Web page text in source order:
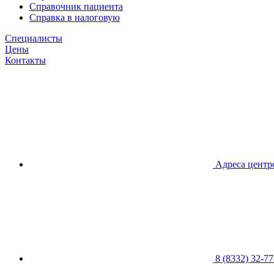
Справочник пациента
Справка в налоговую
Специалисты
Цены
Контакты
Адреса
8 (8332) 32-